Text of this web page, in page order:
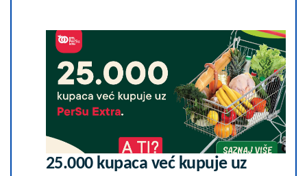
25.000 kupaca već kupuje uz